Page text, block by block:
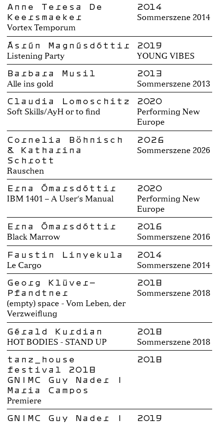
Anne Teresa De
Keersmaeker
Vortex Temporum
2014
Sommerszene 2014
Ásrún Magnúsdóttir
Listening Party
2019
YOUNG VIBES
Barbara Musil
Alle ins gold
2013
Sommerszene 2013
Claudia Lomoschitz
Soft Skills/AyH or to find
2020
Performing New
Europe
Cornelia Böhnisch
& Katharina
Schrott
Rauschen
2026
Sommerszene 2026
Erna Ómarsdóttir
IBM 1401 – A User‘s Manual
2020
Performing New
Europe
Erna Ómarsdóttir
Black Marrow
2016
Sommerszene 2016
Faustin Linyekula
Le Cargo
2014
Sommerszene 2014
Georg Klüver-
Pfandtner
(empty) space - Vom Leben, der
Verzweiflung
2018
Sommerszene 2018
Gérald Kurdian
HOT BODIES - STAND UP
2018
Sommerszene 2018
tanz_house
festival 2018
GN|MC Guy Nader |
Maria Campos
Premiere
2018
GN|MC Guy Nader |
2019